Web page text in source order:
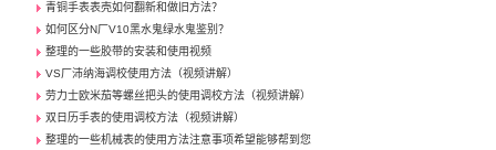
青铜手表表壳如何翻新和做旧方法？
如何区分N厂V10黑水鬼绿水鬼鉴别？
整理的一些胶带的安装和使用视频
VS厂沛纳海调校使用方法（视频讲解）
劳力士欧米茄等螺丝把头的使用调校方法（视频讲解）
双日历手表的使用调校方法（视频讲解）
整理的一些机械表的使用方法注意事项希望能够帮到您